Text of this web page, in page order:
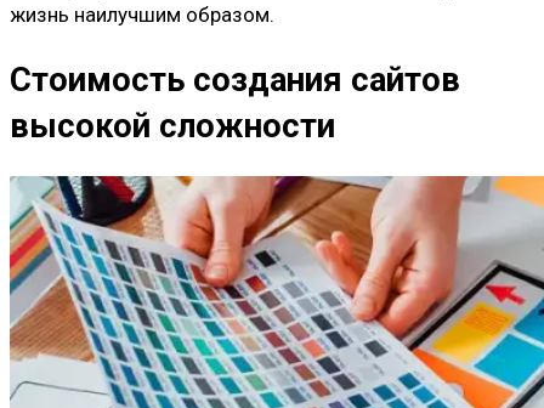
жизнь наилучшим образом.
Стоимость создания сайтов
высокой сложности